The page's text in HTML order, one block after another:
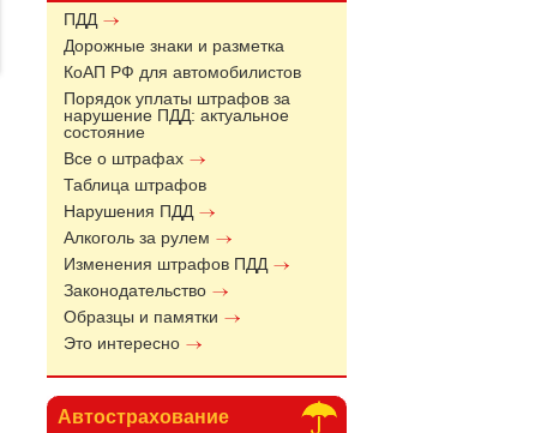
ПДД
Дорожные знаки и разметка
КоАП РФ для автомобилистов
Порядок уплаты штрафов за
нарушение ПДД: актуальное
состояние
Все о штрафах
Таблица штрафов
Нарушения ПДД
Алкоголь за рулем
Изменения штрафов ПДД
Законодательство
Образцы и памятки
Это интересно
Автострахование